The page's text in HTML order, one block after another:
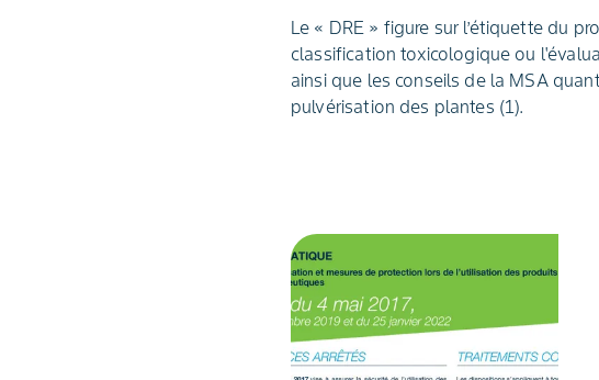
Le « DRE » figure sur l’étiquette du
classification toxicologique ou
ainsi que les conseils de la MSA
pulvérisation des plantes (1).